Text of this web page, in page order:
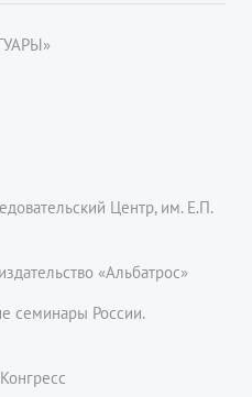
Центр, им. Е.П.
«Альбатрос»
семинары России.